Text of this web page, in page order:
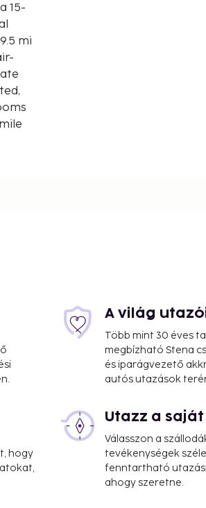
15-
A világ
Több mint 30 éves
megbízható Stena
és iparágvezető
autós utazások
hogy
Utazz a
Válasszon a
tevékenységek
fenntartható
ahogy szeretne.